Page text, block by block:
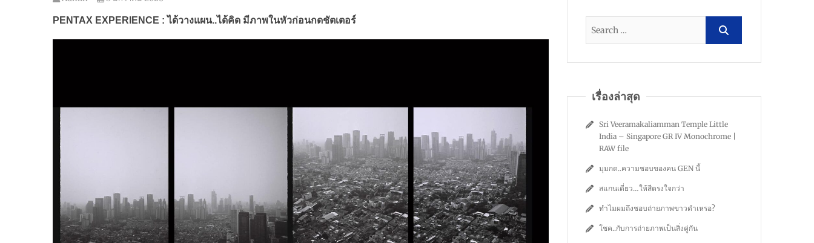
PENTAX EXPERIENCE :ได้วางแผน..ได้คิด มีภาพในหัวก่อนกดชัตเตอร์
เรื่องล่าสุด
Sri Veeramakaliamman Temple Little
India – Singapore GR IV Monochrome |
RAW file
มุมกด..ความชอบของคน GEN นี้
สแกนเดี่ยว…ให้สีตรงใจกว่า
ทำไมผมถึงชอบถ่ายภาพขาวดำเหรอ?
โชค..กับการถ่ายภาพเป็นสิ่งคู่กัน